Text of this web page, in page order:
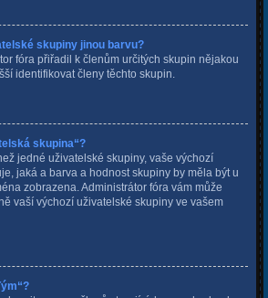
skupiny jinou barvu?
fóra přiřadil k členům určitých skupin nějakou
identifikovat členy těchto skupin.
skupina“?
jedné uživatelské skupiny, vaše výchozí
jaká a barva a hodnost skupiny by měla být u
zobrazena. Administrátor fóra vám může
vaší výchozí uživatelské skupiny ve vašem